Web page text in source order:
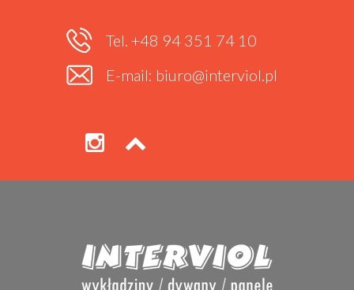
Tel. +48 94 351 74 10
E-mail: biuro@interviol.pl